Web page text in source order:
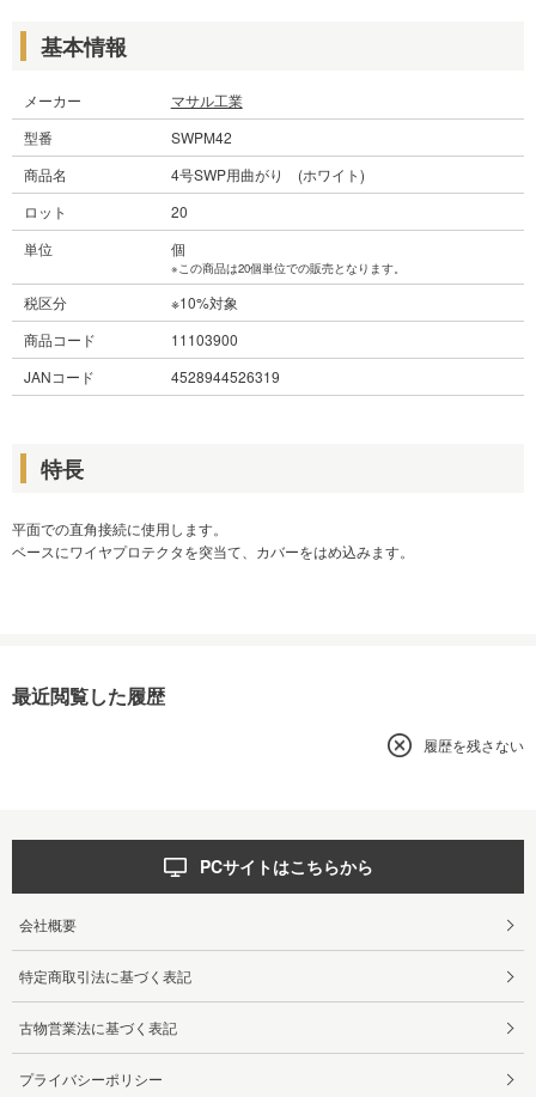
基本情報
メーカー
マサル工業
型番
SWPM42
商品名
4号SWP用曲がり (ホワイト)
ロット
20
単位
個
※この商品は20個単位での販売となります。
税区分
※10%対象
商品コード
11103900
JANコード
4528944526319
特長
平面での直角接続に使用します。
ベースにワイヤプロテクタを突当て、カバーをはめ込みます。
最近閲覧した履歴
履歴を残さない
PCサイトはこちらから
会社概要
特定商取引法に基づく表記
古物営業法に基づく表記
プライバシーポリシー